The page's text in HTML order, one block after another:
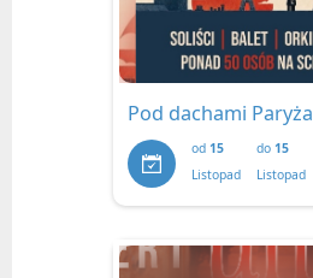
Pod dachami Paryża
od 15
Listopad
do 15
Listopad